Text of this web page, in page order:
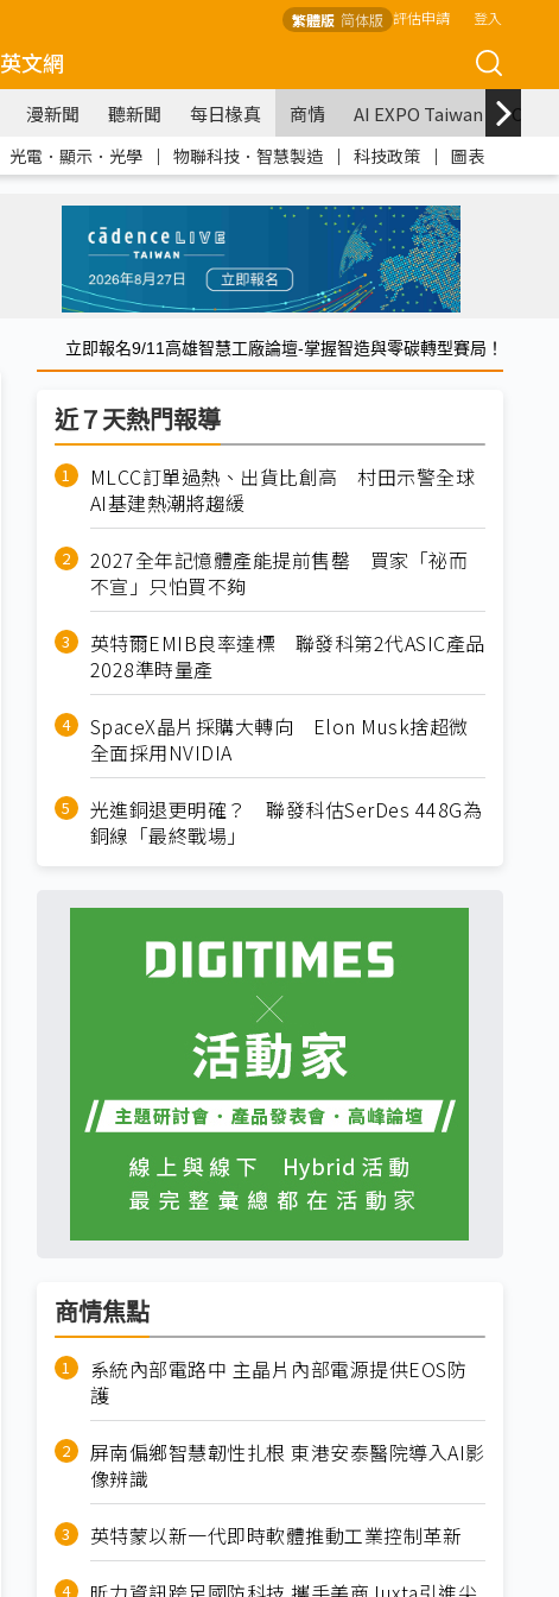
繁體版 简体版 評估申請 登入
英文網
漫新聞 聽新聞 每日椽真 商情 AI EXPO Taiwan
光電．顯示．光學 ｜ 物聯科技．智慧製造 ｜ 科技政策 ｜ 圖表
立即報名9/11高雄智慧工廠論壇-掌握智造與零碳轉型賽局！
近７天熱門報導
MLCC訂單過熱、出貨比創高 村田示警全球
AI基建熱潮將趨緩
2027全年記憶體產能提前售罄 買家「祕而
不宣」只怕買不夠
英特爾EMIB良率達標 聯發科第2代ASIC產品
2028準時量產
SpaceX晶片採購大轉向 Elon Musk捨超微
全面採用NVIDIA
光進銅退更明確？ 聯發科估SerDes 448G為
銅線「最終戰場」
商情焦點
系統內部電路中 主晶片內部電源提供EOS防
護
屏南偏鄉智慧韌性扎根 東港安泰醫院導入AI影
像辨識
英特蒙以新一代即時軟體推動工業控制革新